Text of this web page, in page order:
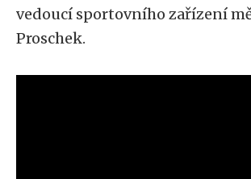
vedoucí sportovního zařízení
Proschek.